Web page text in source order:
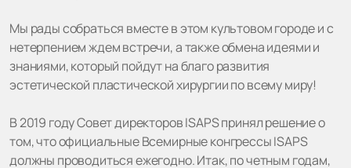
Мы рады собраться вместе в этом культовом городе и с
нетерпением ждем встречи, а также обмена идеями и
знаниями, который пойдут на благо развития
эстетической пластической хирургии по всему миру!
В 2019 году Совет директоров ISAPS принял решение о
том, что официальные Всемирные конгрессы ISAPS
должны проводиться ежегодно. Итак, по четным годам,